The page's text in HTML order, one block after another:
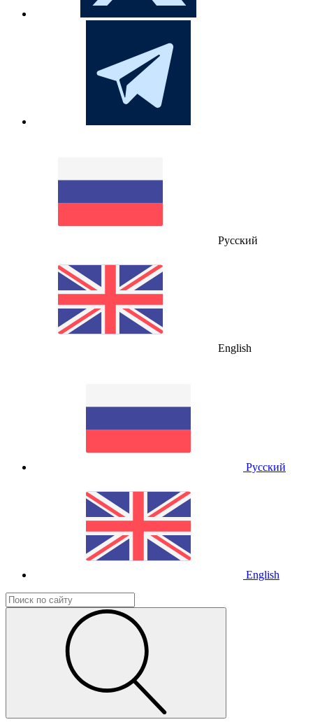
Русский
English
Русский
English